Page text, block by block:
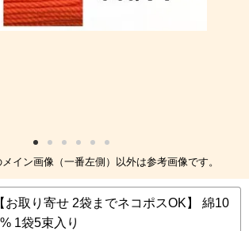
イン画像（一番左側）以外は参考画像です。
【お取り寄せ 2袋までネコポスOK】 綿10
1袋5束入り